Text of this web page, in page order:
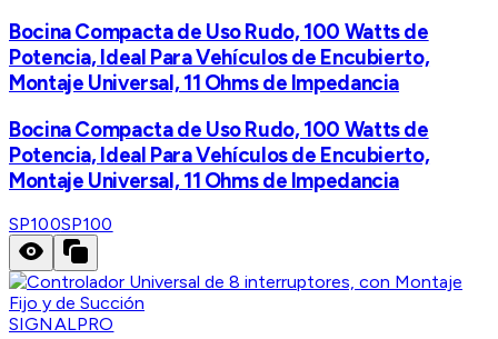
Bocina Compacta de Uso Rudo, 100 Watts de
Potencia, Ideal Para Vehículos de Encubierto,
Montaje Universal, 11 Ohms de Impedancia
Bocina Compacta de Uso Rudo, 100 Watts de
Potencia, Ideal Para Vehículos de Encubierto,
Montaje Universal, 11 Ohms de Impedancia
SP100SP100
SIGNALPRO